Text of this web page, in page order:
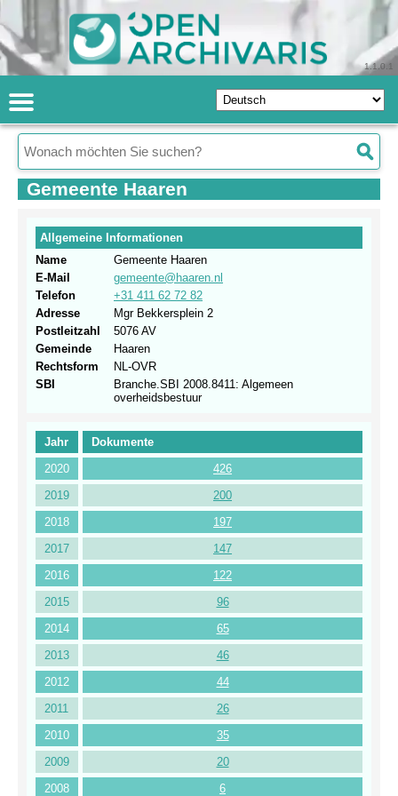
1.1.0.1
Gemeente Haaren
Jahr
Dokumente
2020
426
2019
200
2018
197
2017
147
2016
122
2015
96
2014
65
2013
46
2012
44
2011
26
2010
35
2009
20
2008
6
Allgemeine Informationen
Name
Gemeente Haaren
E-Mail
gemeente@haaren.nl
Telefon
+31 411 62 72 82
Adresse
Mgr Bekkersplein 2
Postleitzahl
5076 AV
Gemeinde
Haaren
Rechtsform
NL-OVR
SBI
Branche.SBI 2008.8411: Algemeen
overheidsbestuur